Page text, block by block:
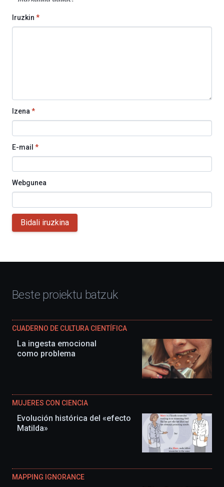
Iruzkin *
Izena*
E-mail *
Webgunea
Bidali iruzkina
Beste proiektu batzuk
CUADERNO DE CULTURA CIENTÍFICA
La ingesta emocional
como problema
MUJERES CON CIENCIA
Evolución histórica del «efecto
Matilda»
MAPPING IGNORANCE